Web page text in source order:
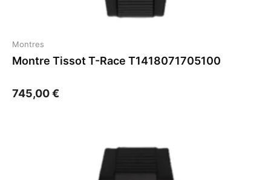
Montres
Montre Tissot T-Race T1418071705100
745,00€